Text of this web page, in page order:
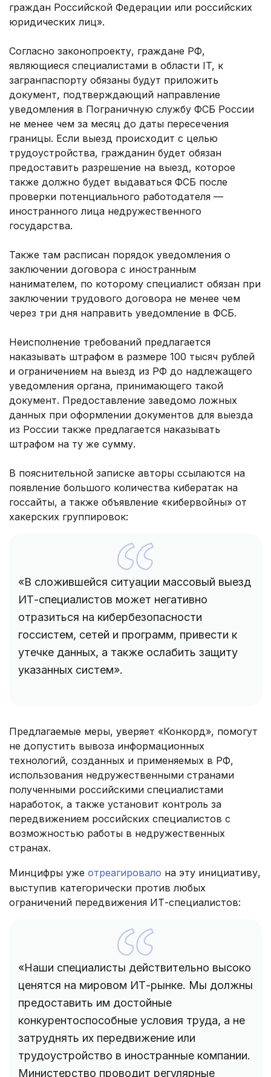
граждан Российской Федерации или российских
юридических лиц».
Согласно законопроекту, граждане РФ,
являющиеся специалистами в области IT, к
загранпаспорту обязаны будут приложить
документ, подтверждающий направление
уведомления в Пограничную службу ФСБ России
не менее чем за месяц до даты пересечения
границы. Если выезд происходит с целью
трудоустройства, гражданин будет обязан
предоставить разрешение на выезд, которое
также должно будет выдаваться ФСБ после
проверки потенциального работодателя —
иностранного лица недружественного
государства.
Также там расписан порядок уведомления о
заключении договора с иностранным
нанимателем, по которому специалист обязан при
заключении трудового договора не менее чем
через три дня направить уведомление в ФСБ.
Неисполнение требований предлагается
наказывать штрафом в размере 100 тысяч рублей
и ограничением на выезд из РФ до надлежащего
уведомления органа, принимающего такой
документ. Предоставление заведомо ложных
данных при оформлении документов для выезда
из России также предлагается наказывать
штрафом на ту же сумму.
В пояснительной записке авторы ссылаются на
появление большого количества кибератак на
госсайты, а также объявление «кибервойны» от
хакерских группировок:
«В сложившейся ситуации массовый выезд
ИТ-специалистов может негативно
отразиться на кибербезопасности
госсистем, сетей и программ, привести к
утечке данных, а также ослабить защиту
указанных систем».
Предлагаемые меры, уверяет «Конкорд», помогут
не допустить вывоза информационных
технологий, созданных и применяемых в РФ,
использования недружественными странами
полученными российскими специалистами
наработок, а также установит контроль за
передвижением российских специалистов с
возможностью работы в недружественных
странах.
Минцифры уже отреагировало на эту инициативу,
выступив категорически против любых
ограничений передвижения ИТ-специалистов:
«Наши специалисты действительно высоко
ценятся на мировом ИТ-рынке. Мы должны
предоставить им достойные
конкурентоспособные условия труда, а не
затруднять их передвижение или
трудоустройство в иностранные компании.
Министерство проводит регулярные